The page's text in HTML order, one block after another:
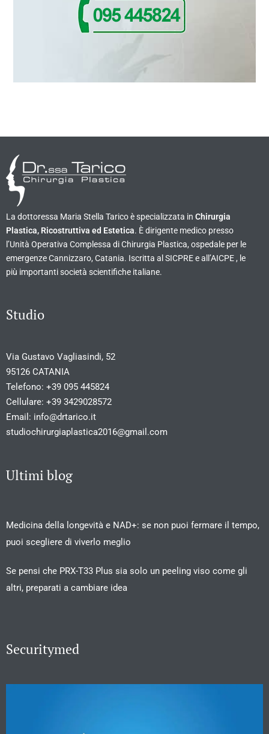
La dottoressa Maria Stella Tarico è specializzata in Chirurgia
Plastica, Ricostruttiva ed Estetica. È dirigente medico presso
l’Unità Operativa Complessa di Chirurgia Plastica, ospedale per le
emergenze Cannizzaro, Catania. Iscritta al SICPRE e all’AICPE , le
più importanti società scientifiche italiane.
Studio
Via Gustavo Vagliasindi, 52
95126 CATANIA
Telefono: +39 095 445824
Cellulare: +39 3429028572
Email: info@drtarico.it
studiochirurgiaplastica2016@gmail.com
Ultimi blog
Medicina della longevità e NAD+: se non puoi fermare il tempo,
puoi scegliere di viverlo meglio
Se pensi che PRX-T33 Plus sia solo un peeling viso come gli
altri, preparati a cambiare idea
Securitymed